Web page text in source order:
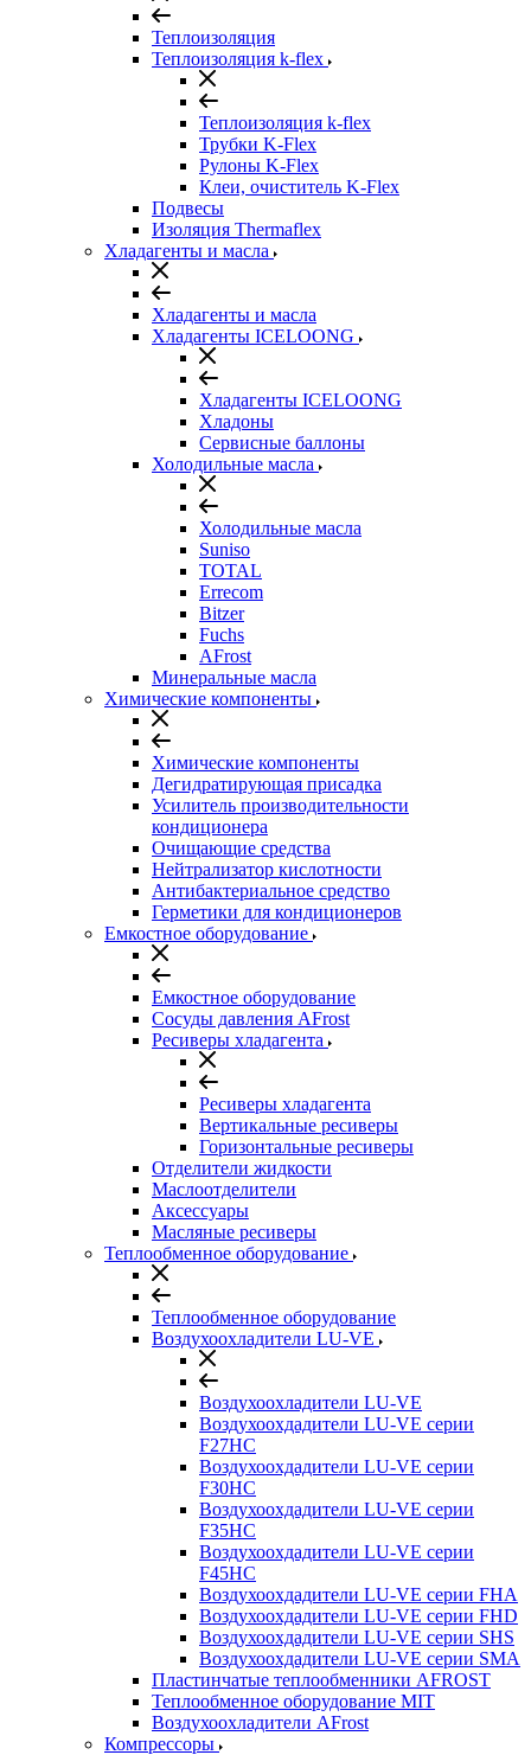
Теплоизоляция
Теплоизоляция k-flex
Теплоизоляция k-flex
Трубки K-Flex
Рулоны K-Flex
Клеи, очиститель K-Flex
Подвесы
Изоляция Thermaflex
Хладагенты и масла
Хладагенты и масла
Хладагенты ICELOONG
Хладагенты ICELOONG
Хладоны
Сервисные баллоны
Холодильные масла
Холодильные масла
Suniso
TOTAL
Errecom
Bitzer
Fuchs
AFrost
Минеральные масла
Химические компоненты
Химические компоненты
Дегидратирующая присадка
Усилитель производительности
кондиционера
Очищающие средства
Нейтрализатор кислотности
Антибактериальное средство
Герметики для кондиционеров
Емкостное оборудование
Емкостное оборудование
Сосуды давления AFrost
Ресиверы хладагента
Ресиверы хладагента
Вертикальные ресиверы
Горизонтальные ресиверы
Отделители жидкости
Маслоотделители
Аксессуары
Масляные ресиверы
Теплообменное оборудование
Теплообменное оборудование
Воздухоохладители LU-VE
Воздухоохладители LU-VE
Воздухоохдадители LU-VE серии
F27HC
Воздухоохдадители LU-VE серии
F30HC
Воздухоохдадители LU-VE серии
F35HC
Воздухоохдадители LU-VE серии
F45HC
Воздухоохдадители LU-VE серии FHA
Воздухоохдадители LU-VE серии FHD
Воздухоохдадители LU-VE серии SHS
Воздухоохдадители LU-VE серии SMA
Пластинчатые теплообменники AFROST
Теплообменное оборудование MIT
Воздухоохладители AFrost
Компрессоры